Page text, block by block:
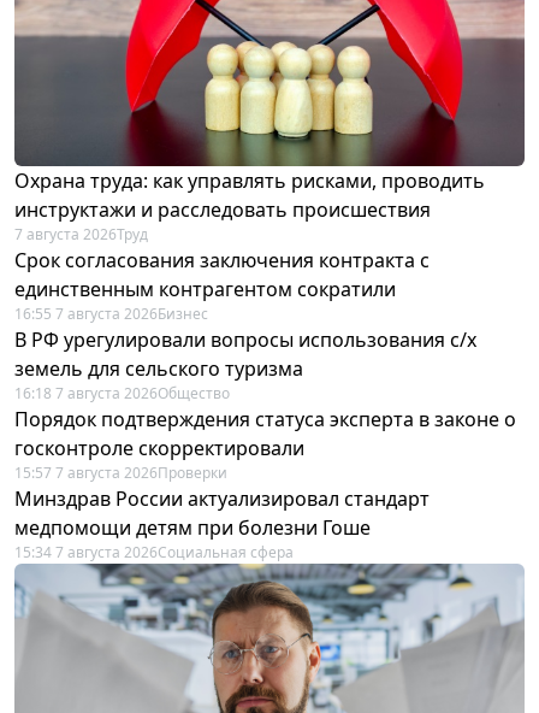
Охрана труда: как управлять рисками, проводить
инструктажи и расследовать происшествия
7 августа 2026Труд
Срок согласования заключения контракта с
единственным контрагентом сократили
16:55 7 августа 2026Бизнес
В РФ урегулировали вопросы использования с/х
земель для сельского туризма
16:18 7 августа 2026Общество
Порядок подтверждения статуса эксперта в законе о
госконтроле скорректировали
15:57 7 августа 2026Проверки
Минздрав России актуализировал стандарт
медпомощи детям при болезни Гоше
15:34 7 августа 2026Социальная сфера